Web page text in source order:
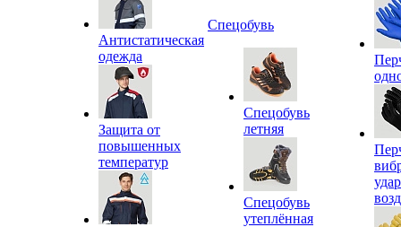
Антистатическая
одежда
Защита от
повышенных
температур
Спецобувь
Спецобувь
летняя
Спецобувь
утеплённая